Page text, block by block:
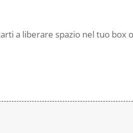
a liberare spazio nel tuo